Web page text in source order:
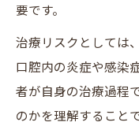
インビザライ
するか
要です。
治療リスクとしては
口腔内の炎症や感染
者が自身の治療過程
のかを理解すること